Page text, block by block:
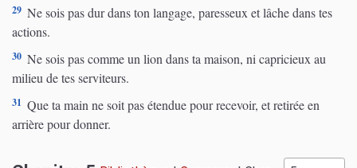
29 Ne sois pas dur dans ton langage, paresseux et lâche dans tes
actions.
30 Ne sois pas comme un lion dans ta maison, ni capricieux au
milieu de tes serviteurs.
31 Que ta main ne soit pas étendue pour recevoir, et retirée en
arrière pour donner.